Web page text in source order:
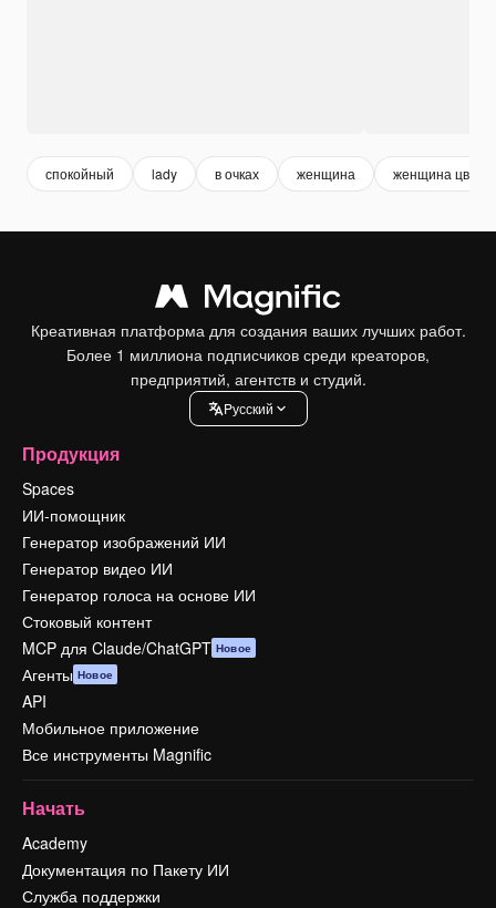
спокойный lady в очках женщина женщина цветы
Креативная платформа для создания ваших лучших работ.
Более 1 миллиона подписчиков среди креаторов,
предприятий, агентств и студий.
Pусский
Продукция
Spaces
ИИ-помощник
Генератор изображений ИИ
Генератор видео ИИ
Генератор голоса на основе ИИ
Стоковый контент
MCP для Claude/ChatGPT Новое
Агенты Новое
API
Мобильное приложение
Все инструменты Magnific
Начать
Academy
Документация по Пакету ИИ
Служба поддержки